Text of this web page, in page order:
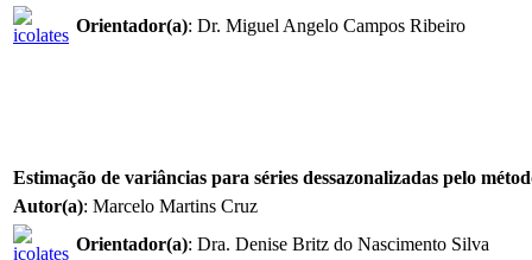
Orientador(a): Dr. Miguel Angelo Campos Ribeiro
Estimação de variâncias para séries dessazonalizadas pelo
Autor(a): Marcelo Martins Cruz
Orientador(a): Dra. Denise Britz do Nascimento Silva